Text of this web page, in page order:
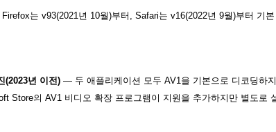
는 v93(2021년 10월)부터, Safari는 v16(2022년 9월)부터 기
(2023년 이전) — 두 애플리케이션 모두 AV1을 기본으로 디코딩하
Store의 AV1 비디오 확장 프로그램이 지원을 추가하지만 별도로